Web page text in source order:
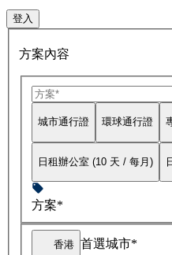
登入
方案內容
城市通行證 環球通行證
日租辦公室 (10 天 / 每月)
方案*
香港 首選城市*